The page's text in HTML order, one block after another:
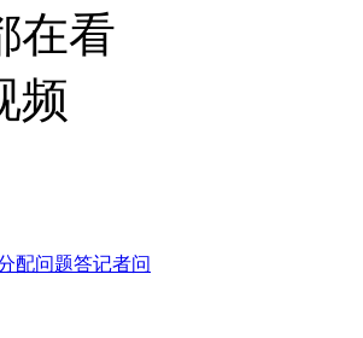
在看
频
配问题答记者问